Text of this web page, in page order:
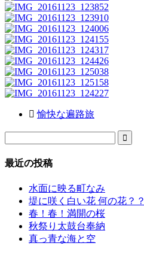
愉快な遍路旅

最近の投稿
水面に映る町なみ
堤に咲く白い花 何の花？？
春！春！満開の桜
秋祭り太鼓台奉納
真っ青な海と空